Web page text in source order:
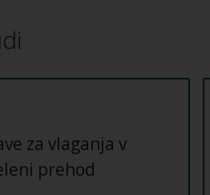
za vlaganja v
prehod